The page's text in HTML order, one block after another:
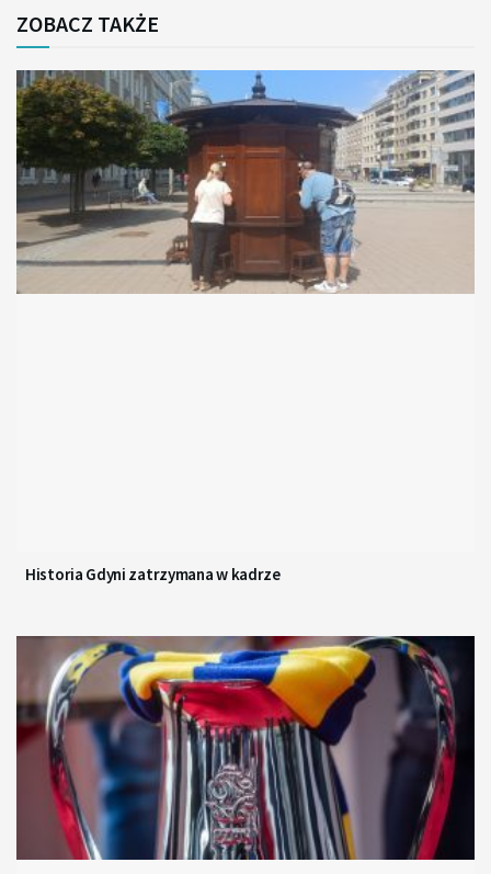
ZOBACZ TAKŻE
Historia Gdyni zatrzymana w kadrze